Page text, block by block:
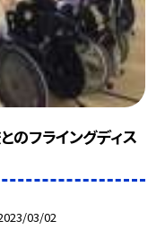
のフライングディス
03/02